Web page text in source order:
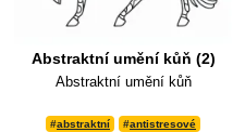
Abstraktní umění kůň (2)
Abstraktní umění kůň
#abstraktní #antistresové